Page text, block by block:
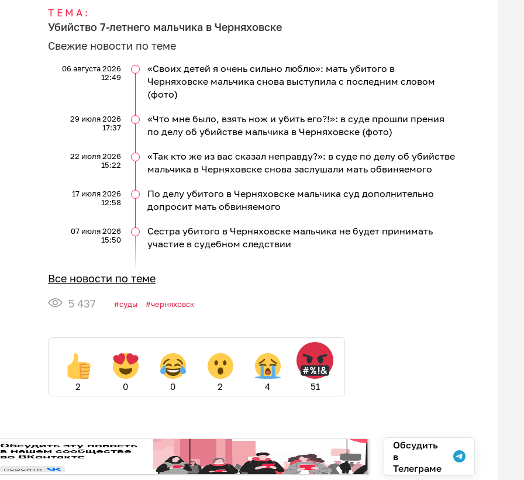
ТЕМА:
Убийство 7-летнего мальчика в Черняховске
Свежие новости по теме
«Своих детей я очень сильно люблю»: мать убитого в
Черняховске мальчика снова выступила с последним словом
(фото)
06 августа 2026
12:49
«Что мне было, взять нож и убить его?!»: в суде прошли прения
по делу об убийстве мальчика в Черняховске (фото)
29 июля 2026
17:37
«Так кто же из вас сказал неправду?»: в суде по делу об убийстве
мальчика в Черняховске снова заслушали мать обвиняемого
22 июля 2026
15:22
По делу убитого в Черняховске мальчика суд дополнительно
допросит мать обвиняемого
17 июля 2026
12:58
Сестра убитого в Черняховске мальчика не будет принимать
участие в судебном следствии
07 июля 2026
15:50
Все новости по теме
5 437
суды черняховск
2 0 0 2 4 51
Обсудить
в
Телеграме